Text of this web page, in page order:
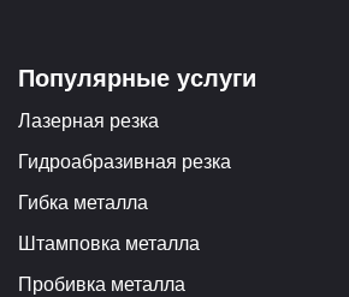
Популярные услуги
Лазерная резка
Гидроабразивная резка
Гибка металла
Штамповка металла
Пробивка металла